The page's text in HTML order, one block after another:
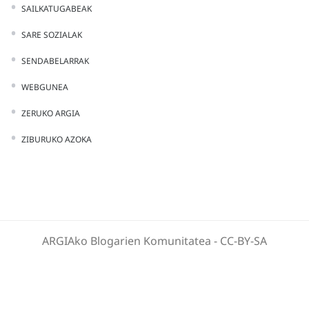
SAILKATUGABEAK
SARE SOZIALAK
SENDABELARRAK
WEBGUNEA
ZERUKO ARGIA
ZIBURUKO AZOKA
ARGIAko Blogarien Komunitatea - CC-BY-SA